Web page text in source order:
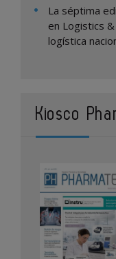
La séptima
en Logistics
logística
Kiosco